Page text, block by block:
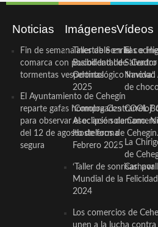
Noticias
Fin de semana inestable en la
comarca con posibilidad de
tormentas vespertinas
El Ayuntamiento de Cehegín
reparte gafas homologadas
para observar el eclipse solar
del 12 de agosto de forma
segura
Imágenes
Taller de Sonrisas e
Bucodental de ‘Centro
Odontológico Innova’.
2025
‘Compra Contrarreloj’
Asociación de
Hosteleros de Cehegín.
Febrero 2025
‘Taller de sonrisas’ por
Mundial de la
2024
Los comercios de
Vídeos
El
de
COOL
mano.
La
de